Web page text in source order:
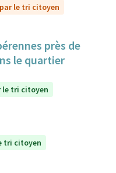
le tri citoyen
près de
le quartier
le tri citoyen
tri citoyen